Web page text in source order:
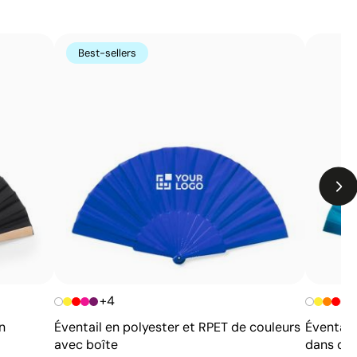
Non adaptée à l’impression de photographies ou de
dégradés
Best-sellers
+4
Éventail en polyester et RPET de couleurs
avec boîte
dans de